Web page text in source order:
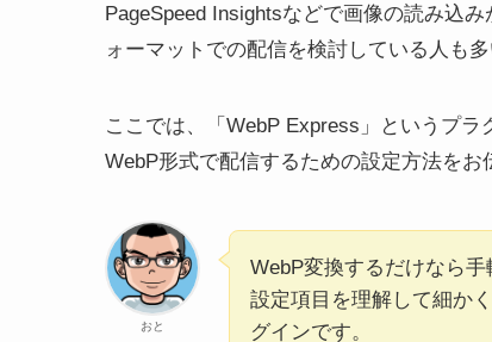
PageSpeed Insightsなどで画像の読み込
ォーマットでの配信を検討している人も多
ここでは、「WebP Express」というプ
WebP形式で配信するための設定方法をお
おと
WebP変換するだけなら
設定項目を理解して細か
グインです。